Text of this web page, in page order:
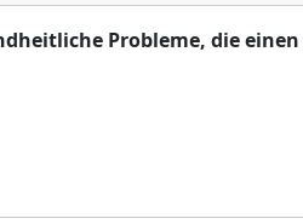
Probleme, die einen